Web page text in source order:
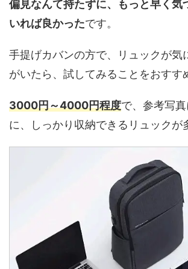
偏見なんて持たずに、もっと早く気
いれば良かったです。
手提げカバンの方で、リュックが気
がいたら、試してみることをおすす
3000円～4000円程度で、参考写
に、しっかり収納できるリュックが